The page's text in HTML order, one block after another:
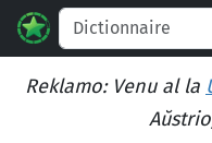
Reklamo: Venu al la